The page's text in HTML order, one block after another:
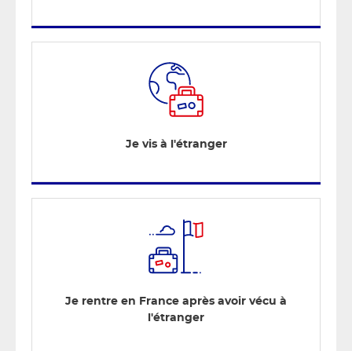
Je vis à l'étranger
Je rentre en France après avoir vécu à
l'étranger